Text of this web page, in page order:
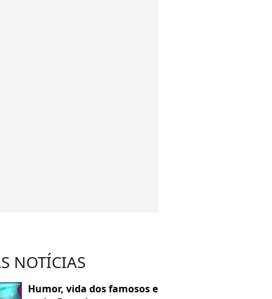
NOTÍCIAS
Humor, vida dos famosos e